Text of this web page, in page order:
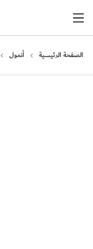
الصفحة الرئيسية أنمول